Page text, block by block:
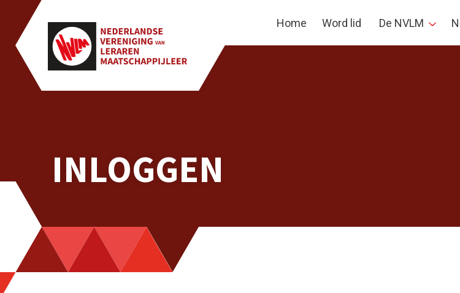
Home Word lid De NVLM
INLOGGEN